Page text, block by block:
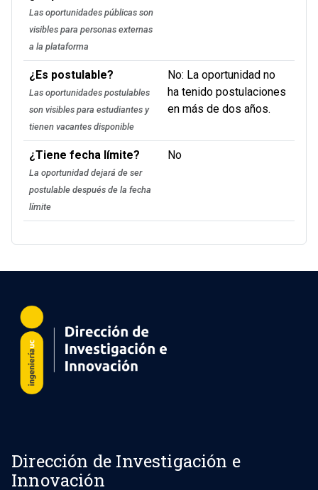
Las oportunidades públicas son
visibles para personas externas
a la plataforma
¿Es postulable?
Las oportunidades postulables
son visibles para estudiantes y
tienen vacantes disponible
No: La oportunidad no
ha tenido postulaciones
en más de dos años.
¿Tiene fecha límite?
La oportunidad dejará de ser
postulable después de la fecha
límite
No
Dirección de Investigación e
Innovación